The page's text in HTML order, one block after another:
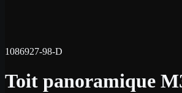
1086927-98-D
Toit panoramique